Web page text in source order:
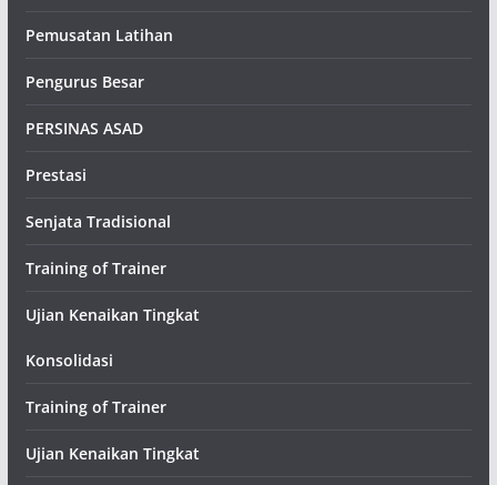
Pemusatan Latihan
Pengurus Besar
PERSINAS ASAD
Prestasi
Senjata Tradisional
Training of Trainer
Ujian Kenaikan Tingkat
Konsolidasi
Training of Trainer
Ujian Kenaikan Tingkat